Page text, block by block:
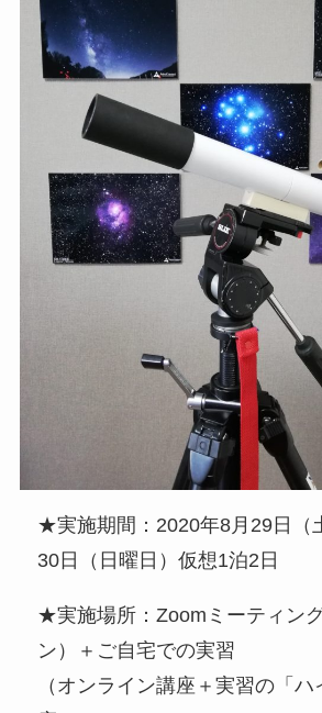
★実施期間：2020年8月29日（
30日（日曜日）仮想1泊2日
★実施場所：Zoomミーティン
ン）＋ご自宅での実習
（オンライン講座＋実習の「